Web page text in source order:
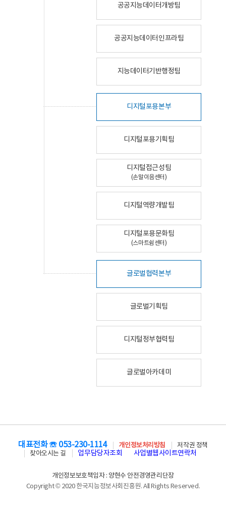
공공지능데이터개방팀
공공지능데이터인프라팀
지능데이터기반행정팀
디지털포용본부
디지털포용기획팀
디지털접근성팀
(손말이음센터)
디지털역량개발팀
디지털포용문화팀
(스마트쉼센터)
글로벌협력본부
글로벌기획팀
디지털정부협력팀
글로벌아카데미
대표전화 ☏ 053-230-1114 개인정보처리방침
저작권 정책
찾아오시는 길
업무담당자조회 사업별웹사이트연락처
개인정보보호책임자 : 양현수 안전경영관리단장
Copyright © 2020 한국지능정보사회진흥원. All Rights Reserved.